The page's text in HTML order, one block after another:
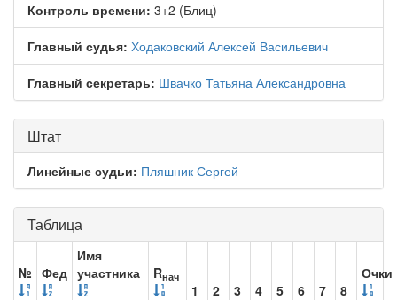
Контроль времени: 3+2 (Блиц)
Главный судья: Ходаковский Алексей Васильевич
Главный секретарь: Швачко Татьяна Александровна
Штат
Линейные судьи: Пляшник Сергей
Таблица
№ Фед
Имя
участника
Rнач
1 2 3 4 5 6 7 8
Очки